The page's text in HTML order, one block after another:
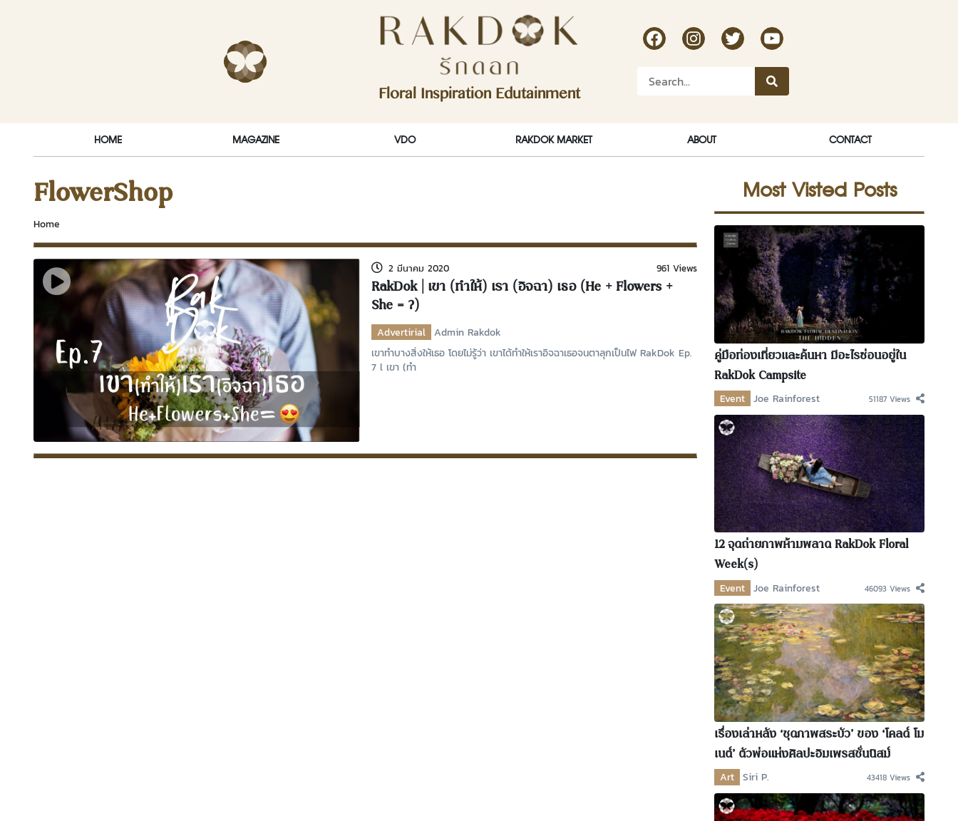
Floral Inspiration Edutainment
RakDok Channel Facebook
RakDok Channel Instagram
RakDok TwitterRakdok Channel Youtube
HOME MAGAZINE VDO RAKDOK MARKET ABOUT CONTACT
FlowerShop
Home
2 มีนาคม 2020 961 Views
RakDok | เขา (ทำให้) เรา (อิจฉา) เธอ (He + Flowers +
She = ?)
Advertirial
Admin Rakdok
เขาทำบางสิ่งให้เธอ โดยไม่รู้ว่า เขาได้ทำให้เราอิจฉาเธอจนตาลุกเป็นไฟ RakDok Ep.
7 l เขา (ทำ
Most Visted Posts
คู่มือท่องเที่ยวและค้นหา มีอะไรซ่อนอยู่ใน
RakDok Campsite
Event Joe Rainforest 51187 Views
12 จุดถ่ายภาพห้ามพลาด RakDok Floral
Week(s)
Event Joe Rainforest 46093 Views
เรื่องเล่าหลัง ‘ชุดภาพสระบัว’ ของ ‘โคลด์ โม
เนต์’ ตัวพ่อแห่งศิลปะอิมเพรสชั่นนิสม์
Art Siri P. 43418 Views